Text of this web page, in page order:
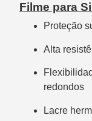
Filme para
Proteção
Alta
redondos
Lacre